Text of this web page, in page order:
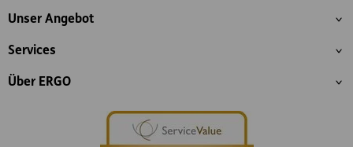
Inhaltsübersicht
Unser Angebot
Services
Über ERGO